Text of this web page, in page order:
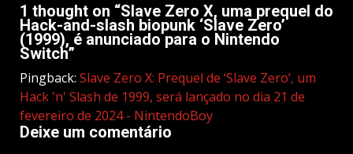
1 thought on “Slave Zero X, uma prequel do
Hack-and-slash biopunk ‘Slave Zero’
(1999), é anunciado para o Nintendo
Switch”
Pingback: Slave Zero X: Prequel de ‘Slave Zero’, um
Hack 'n' Slash de 1999, será lançado no dia 21 de
fevereiro de 2024 - NintendoBoy
Deixe um comentário